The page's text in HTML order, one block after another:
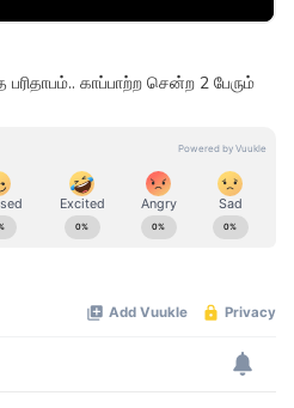
காப்பாற்ற சென்ற 2 பேரும்